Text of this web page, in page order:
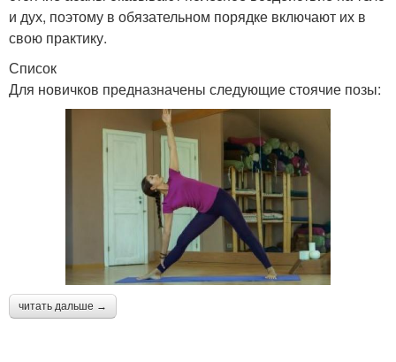
и дух, поэтому в обязательном порядке включают их в
свою практику.
Список
Для новичков предназначены следующие стоячие позы:
читать дальше →